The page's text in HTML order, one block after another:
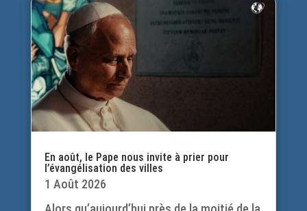
En août, le Pape nous invite à prier pour
l’évangélisation des villes
1 Août 2026